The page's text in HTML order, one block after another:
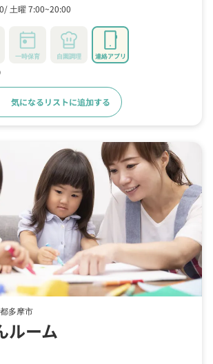
土曜 7:00~20:00
一時保育 自園調理 連絡アプリ
気になるリストに追加する
多摩市
ルーム